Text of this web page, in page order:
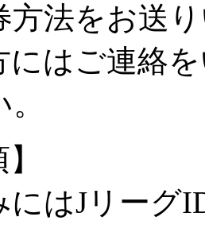
方法をお送
はご連絡
にはJリー